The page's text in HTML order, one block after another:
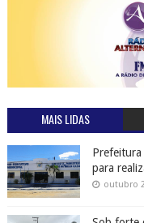
MAIS LIDAS
Prefeitura
para
outubro